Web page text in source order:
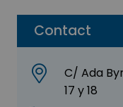
Contact
C/ Ada
17 y 18